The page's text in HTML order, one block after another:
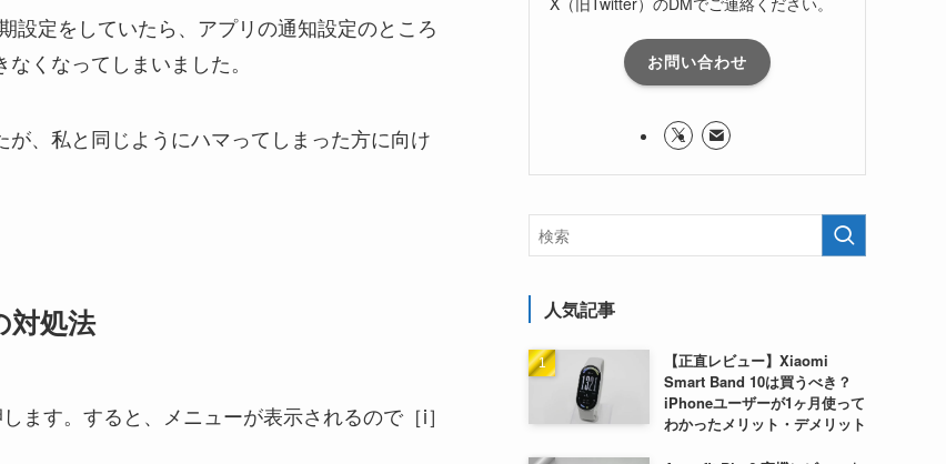
設定をしていたら、アプリの通知設定のところ
くなってしまいました。
、私と同じようにハマってしまった方に向け
対処法
ます。すると、メニューが表示されるので［i］
お問い合わせ
人気記事
【正直レビュー】Xiaomi
Smart Band 10は買うべき？
iPhoneユーザーが1ヶ月使って
わかったメリット・デメリット